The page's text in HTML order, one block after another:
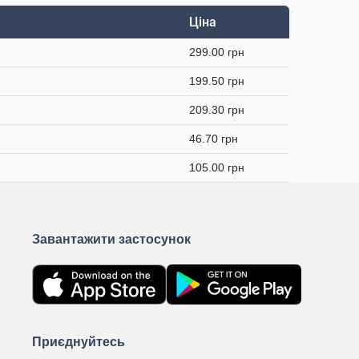
Ціна
299.00 грн
199.50 грн
209.30 грн
46.70 грн
105.00 грн
Завантажити застосунок
Приєднуйтесь